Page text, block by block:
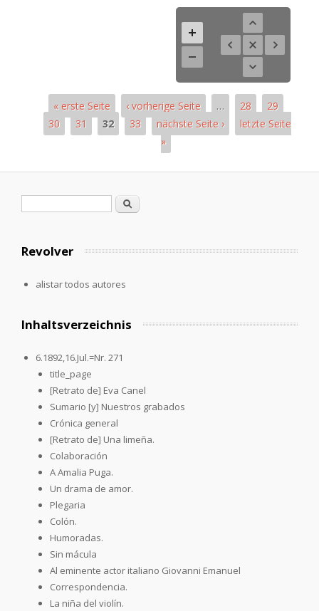
« erste Seite ‹ vorherige Seite … 28
29
30
31 32 33 nächste Seite ›
letzte Seite
»
Formulario de búsqueda
Buscar
Revolver
alistar todos autores
Inhaltsverzeichnis
6.1892,16.Jul.=Nr. 271
title_page
[Retrato de] Eva Canel
Sumario [y] Nuestros grabados
Crónica general
[Retrato de] Una limeña.
Colaboración
A Amalia Puga.
Un drama de amor.
Plegaria
Colón.
Humoradas.
Sin mácula
Al eminente actor italiano Giovanni Emanuel
Correspondencia.
La niña del violín.